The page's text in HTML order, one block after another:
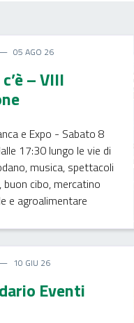
05 AGO 26
– VIII
e Expo - Sabato 8
17:30 lungo le vie di
musica, spettacoli
buon cibo, mercatino
e agroalimentare
10 GIU 26
Eventi